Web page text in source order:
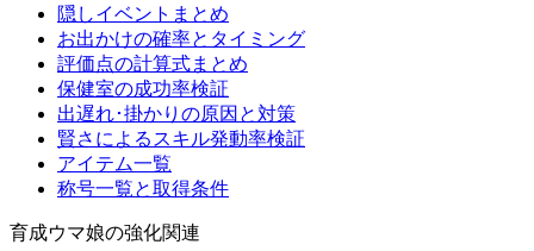
隠しイベントまとめ
お出かけの確率とタイミング
評価点の計算式まとめ
保健室の成功率検証
出遅れ･掛かりの原因と対策
賢さによるスキル発動率検証
アイテム一覧
称号一覧と取得条件
育成ウマ娘の強化関連